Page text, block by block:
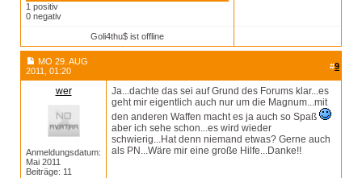
1 positiv
0 negativ
Goli4thu$ ist offline
MO 29. AUG
2011, 01:20
#9
wer
Anmeldungsdatum:
Mai 2011
Beiträge: 11
Ja...dachte das sei auf Grund des Forums klar...es
geht mir eigentlich auch nur um die Magnum...mit
den anderen Waffen macht es ja auch so Spaß
aber ich sehe schon...es wird wieder
schwierig...Hat denn niemand etwas? Gerne auch
als PN...Wäre mir eine große Hilfe...Danke!!